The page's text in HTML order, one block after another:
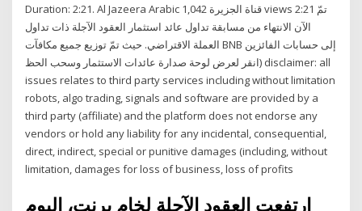
Duration: 2:21. Al Jazeera Arabic قناة الجزيرة 1,042 views 2:21 تمّ
الآن الانتهاء من مسابقة تداول عائد استثمار العقود الآجلة ذات تداول
العملة الاقتراضي. حيث تمّ توزيع جميع مكافآت BNB إلى حسابات الفائزين
(انقر لعرض لوحة صدارة عائدات الاستثمار وسحب الحظ disclaimer: all
issues relates to third party services including without limitation
robots, algo trading, signals and software are provided by a
third party (affiliate) and the platform does not endorse any
vendors or hold any liability for any incidental, consequential,
direct, indirect, special or punitive damages (including, without
limitation, damages for loss of business, loss of profits
ارتفعت العقود الآجلة لخام برنت، اليوم